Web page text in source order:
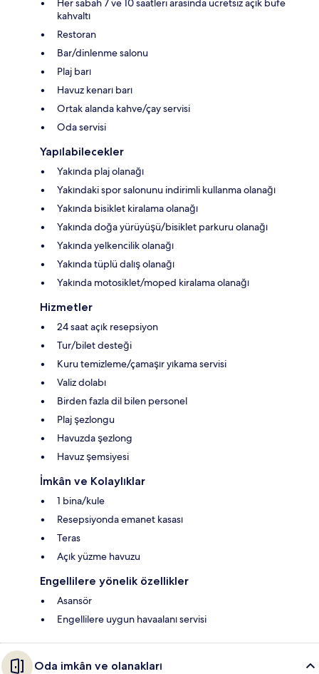
Her sabah 7 ve 10 saatleri arasında ücretsiz açık büfe
kahvaltı
Restoran
Bar/dinlenme salonu
Plaj barı
Havuz kenarı barı
Ortak alanda kahve/çay servisi
Oda servisi
Yapılabilecekler
Yakında plaj olanağı
Yakındaki spor salonunu indirimli kullanma olanağı
Yakında bisiklet kiralama olanağı
Yakında doğa yürüyüşü/bisiklet parkuru olanağı
Yakında yelkencilik olanağı
Yakında tüplü dalış olanağı
Yakında motosiklet/moped kiralama olanağı
Hizmetler
24 saat açık resepsiyon
Tur/bilet desteği
Kuru temizleme/çamaşır yıkama servisi
Valiz dolabı
Birden fazla dil bilen personel
Plaj şezlongu
Havuzda şezlong
Havuz şemsiyesi
İmkân ve Kolaylıklar
1 bina/kule
Resepsiyonda emanet kasası
Teras
Açık yüzme havuzu
Engellilere yönelik özellikler
Asansör
Engellilere uygun havaalanı servisi
Oda imkân ve olanakları